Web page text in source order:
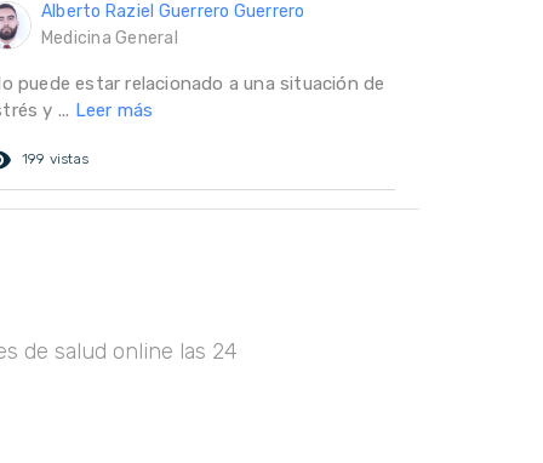
Alberto Raziel Guerrero Guerrero
Medicina General
puede estar relacionado a una situación de
y ... Leer más
199 vistas
de salud online las 24